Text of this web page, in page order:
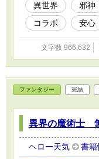
異世界 邪神
コラボ
安心
文字数 966,632
ファンタジー 完結
異界の魔術士
ヘロー天気 書籍